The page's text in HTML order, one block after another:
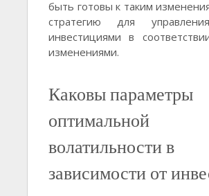
быть готовы к таким
стратегию для
инвестициями в
изменениями.
Каковы параметры
оптимальной
волатильности в
зависимости от